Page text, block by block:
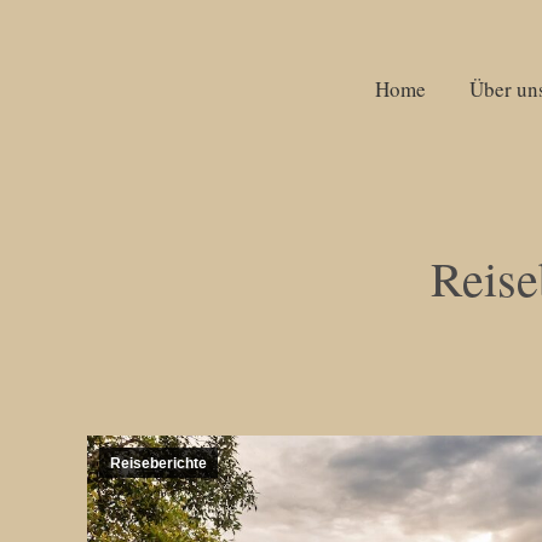
Home Über
Reiseberichte
Home Über